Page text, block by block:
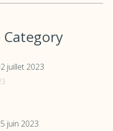
Category
juillet 2023
juin 2023